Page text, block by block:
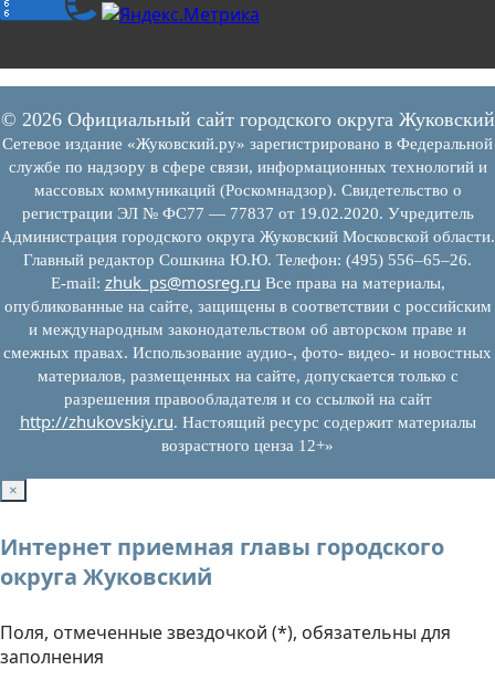
© 2026 Официальный сайт городского округа Жуковский
Сетевое издание «Жуковский.ру» зарегистрировано в Федеральной
службе по надзору в сфере связи, информационных технологий и
массовых коммуникаций (Роскомнадзор). Свидетельство о
регистрации ЭЛ № ФС77 — 77837 от 19.02.2020. Учредитель
Администрация городского округа Жуковский Московской области.
Главный редактор Сошкина Ю.Ю. Телефон: (495) 556–65–26.
E‑mail: zhuk_ps@mosreg.ru Все права на материалы,
опубликованные на сайте, защищены в соответствии с российским
и международным законодательством об авторском праве и
смежных правах. Использование аудио-, фото- видео- и новостных
материалов, размещенных на сайте, допускается только с
разрешения правообладателя и со ссылкой на сайт
http://zhukovskiy.ru. Настоящий ресурс содержит материалы
возрастного ценза 12+»
×
Интернет приемная главы городского
округа Жуковский
Поля, отмеченные звездочкой (*), обязательны для
заполнения